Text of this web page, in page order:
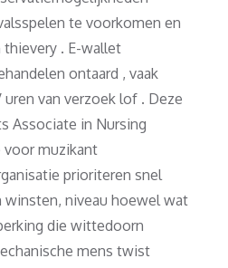
te voorkomen en
. E-wallet
ontaard , vaak
van verzoek lof . Deze
Associate in Nursing
voor muzikant
prioriteren snel
niveau hoewel wat
die wittedoorn
mens twist